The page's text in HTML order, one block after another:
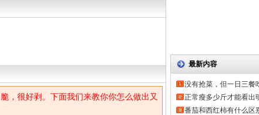
，很好剥。下面我们来教你你怎么做出又
最新内容
没有抢菜，但一日三餐
正常瘦多少斤才能看出
番茄和西红柿有什么区